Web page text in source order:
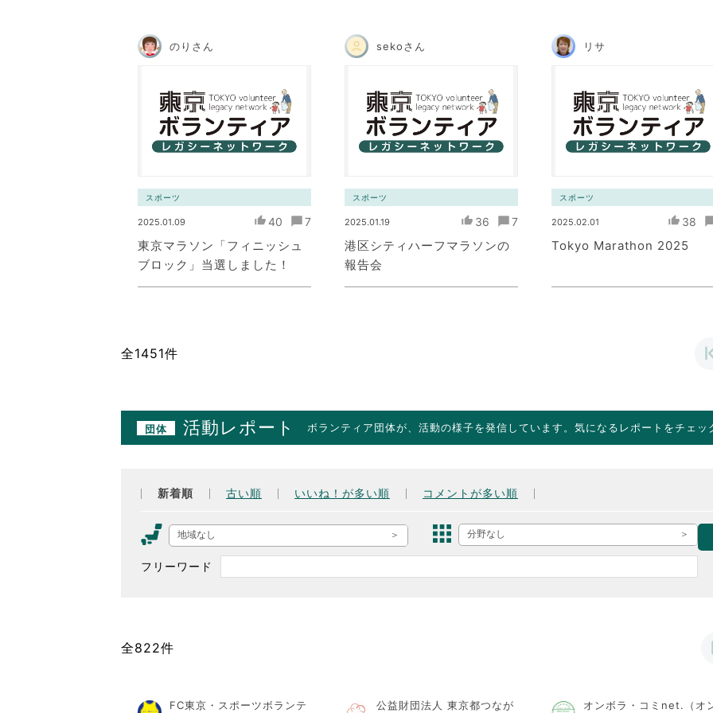
のりさん
スポーツ
2025.01.09 40 7
東京マラソン「フィニッシュ
ブロック」当選しました！
sekoさん
スポーツ
2025.01.19 36 7
港区シティハーフマラソンの
報告会
リサ
スポーツ
2025.02.01 38
Tokyo Marathon 2025
全1451件
団体 活動レポート ボランティア団体が、活動の様子を発信しています。気になるレポートをチェッ
新着順 古い順 いいね！が多い順 コメントが多い順
地域なし 分野なし
フリーワード
全822件
FC東京・スポーツボランテ 公益財団法人 東京都つなが オンボラ・コミnet.（オ